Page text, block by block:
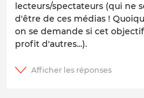
lecteurs/spectateurs (qui ne
d'être de ces médias !
on se demande si cet
profit d'autres...).